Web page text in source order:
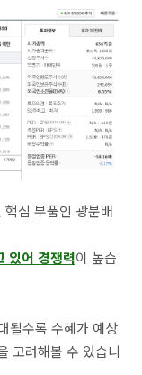
심 부품인 광분배
있어 경쟁력이 높습
될수록 수혜가 예상
고려해볼 수 있습니